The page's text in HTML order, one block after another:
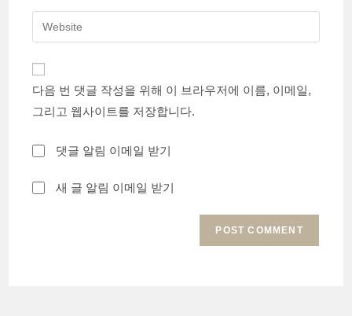
comment
email
address
your
URL
(optional)
다음 번 댓글 작성을 위해 이 브라우저에 이름, 이메일,
그리고 웹사이트를 저장합니다.
댓글 알림 이메일 받기
새 글 알림 이메일 받기